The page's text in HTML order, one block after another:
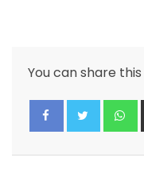
You can share